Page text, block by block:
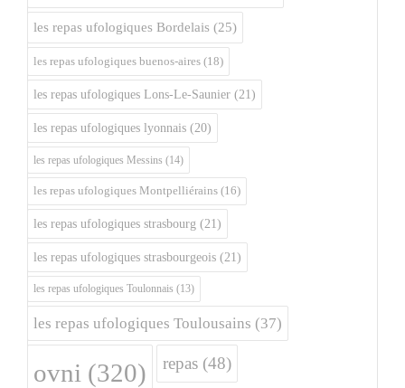
les repas ufologiques Bordelais (25)
les repas ufologiques buenos-aires (18)
les repas ufologiques Lons-Le-Saunier (21)
les repas ufologiques lyonnais (20)
les repas ufologiques Messins (14)
les repas ufologiques Montpelliérains (16)
les repas ufologiques strasbourg (21)
les repas ufologiques strasbourgeois (21)
les repas ufologiques Toulonnais (13)
les repas ufologiques Toulousains (37)
ovni (320) repas (48)